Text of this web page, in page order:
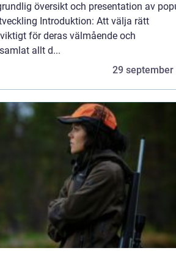
översikt och presentation av
Introduktion: Att välja rätt
för deras välmående och
allt d...
29 september